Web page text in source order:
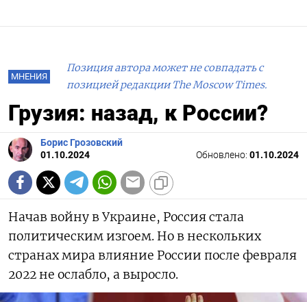
МНЕНИЯ
Позиция автора может не совпадать с
позицией редакции The Moscow Times.
Грузия: назад, к России?
Борис Грозовский
01.10.2024
Обновлено: 01.10.2024
Начав войну в Украине, Россия стала
политическим изгоем. Но в нескольких
странах мира влияние России после февраля
2022 не ослабло, а выросло.